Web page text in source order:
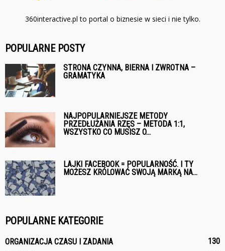
360interactive.pl to portal o biznesie w sieci i nie tylko.
POPULARNE POSTY
STRONA CZYNNA, BIERNA I ZWROTNA –
GRAMATYKA
NAJPOPULARNIEJSZE METODY
PRZEDŁUŻANIA RZĘS – METODA 1:1,
WSZYSTKO CO MUSISZ O...
LAJKI FACEBOOK = POPULARNOŚĆ. I TY
MOŻESZ KRÓLOWAĆ SWOJĄ MARKĄ NA...
POPULARNE KATEGORIE
ORGANIZACJA CZASU I ZADANIA
130